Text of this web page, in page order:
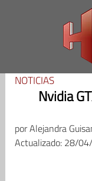
NOTICIAS
Nvidia
porAlejandra
Actualizado: 28/